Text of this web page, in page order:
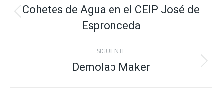
entre
publicaciones
Publicación
anterior:
Cohetes de Agua en el CEIP José de
Espronceda
SIGUIENTE
Publicación
Demolab Maker